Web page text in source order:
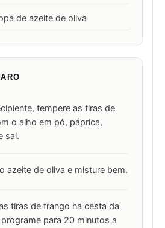
de azeite de oliva
tempere as tiras de
o alho em pó, páprica,
sal.
azeite de oliva e misture bem.
tiras de frango na cesta da
para 20 minutos a